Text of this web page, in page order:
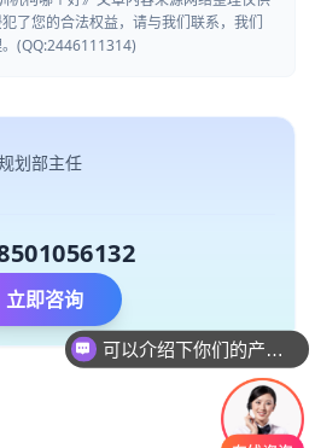
了您的合法权益，请与我们联系，我们
(QQ:2446111314)
划部主任
立即咨询